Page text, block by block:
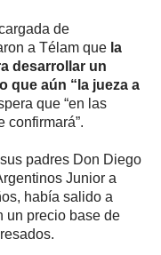
de
a Télam que la
desarrollar un
que aún “la jueza a
que “en las
confirmará”.
padres Don Diego
Junior a
había salido a
un precio base de